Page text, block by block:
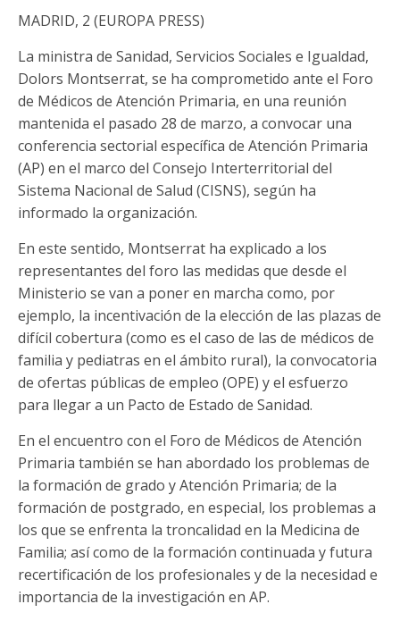
MADRID, 2 (EUROPA PRESS)
La ministra de Sanidad, Servicios Sociales e Igualdad,
Dolors Montserrat, se ha comprometido ante el Foro
de Médicos de Atención Primaria, en una reunión
mantenida el pasado 28 de marzo, a convocar una
conferencia sectorial específica de Atención Primaria
(AP) en el marco del Consejo Interterritorial del
Sistema Nacional de Salud (CISNS), según ha
informado la organización.
En este sentido, Montserrat ha explicado a los
representantes del foro las medidas que desde el
Ministerio se van a poner en marcha como, por
ejemplo, la incentivación de la elección de las plazas de
difícil cobertura (como es el caso de las de médicos de
familia y pediatras en el ámbito rural), la convocatoria
de ofertas públicas de empleo (OPE) y el esfuerzo
para llegar a un Pacto de Estado de Sanidad.
En el encuentro con el Foro de Médicos de Atención
Primaria también se han abordado los problemas de
la formación de grado y Atención Primaria; de la
formación de postgrado, en especial, los problemas a
los que se enfrenta la troncalidad en la Medicina de
Familia; así como de la formación continuada y futura
recertificación de los profesionales y de la necesidad e
importancia de la investigación en AP.